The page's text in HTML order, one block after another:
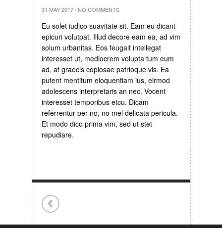
31 MAY 2017 / NO COMMENTS
Eu solet iudico suavitate sit. Eam eu dicant
epicuri volutpat. Illud decore eam ea, ad vim
solum urbanitas. Eos feugait intellegat
interesset ut, mediocrem volupta tum eum
ad, at graecis copiosae patrioque vis. Ea
putent mentitum eloquentiam ius, eirmod
adolescens interpretaris an nec. Vocent
interesset temporibus etcu. Dicam
referrentur per no, no mel delicata pericula.
Et modo dico prima vim, sed ut stet
repudiare.